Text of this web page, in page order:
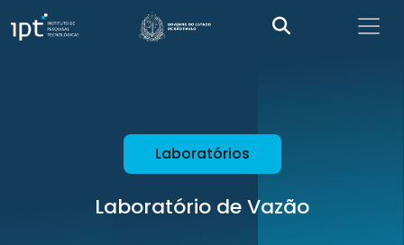
Laboratórios
Laboratório de Vazão